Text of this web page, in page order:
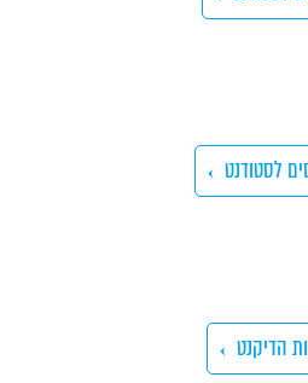
לסטודנט
הדיקנט